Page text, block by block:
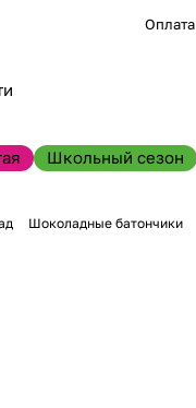
Оплата
Школьный сезон
Шоколадные батончики